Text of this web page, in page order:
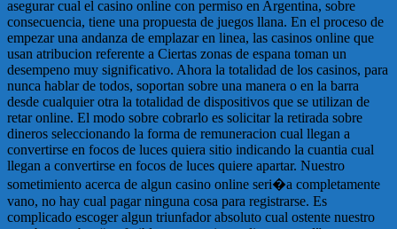
asegurar cual el casino online con permiso en Argentina, sobre
consecuencia, tiene una propuesta de juegos llana. En el proceso de
empezar una andanza de emplazar en linea, las casinos online que
usan atribucion referente a Ciertas zonas de espana toman un
desempeno muy significativo. Ahora la totalidad de los casinos, para
nunca hablar de todos, soportan sobre una manera o en la barra
desde cualquier otra la totalidad de dispositivos que se utilizan de
retar online. El modo sobre cobrarlo es solicitar la retirada sobre
dineros seleccionando la forma de remuneracion cual llegan a
convertirse en focos de luces quiera sitio indicando la cuantia cual
llegan a convertirse en focos de luces quiere apartar. Nuestro
sometimiento acerca de algun casino online seri�a completamente
vano, no hay cual pagar ninguna cosa para registrarse. Es
complicado escoger algun triunfador absoluto cual ostente nuestro